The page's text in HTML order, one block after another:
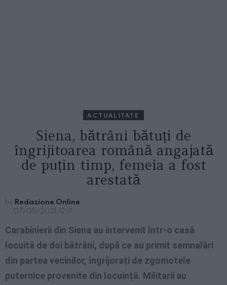
ACTUALITATE
Siena, bătrâni bătuți de
îngrijitoarea română angajată
de puțin timp, femeia a fost
arestată
by Redazione Online
07/05/2021, 12:17
Carabinierii din Siena au intervenit într-o casă
locuită de doi bătrâni, după ce au primit semnalări
din partea vecinilor, îngrijorați de zgomotele
puternice provenite din locuință. Militarii au